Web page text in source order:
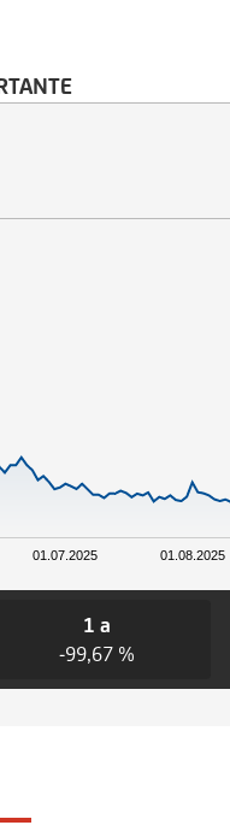
01.07.2025 01.08.2025
1 a
-99,67 %